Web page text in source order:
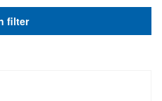
filter